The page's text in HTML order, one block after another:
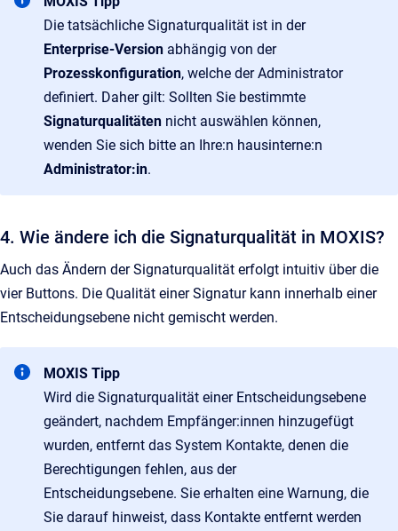
Die tatsächliche Signaturqualität ist in der
Enterprise-Version abhängig von der
Prozesskonfiguration, welche der Administrator
definiert. Daher gilt: Sollten Sie bestimmte
Signaturqualitäten nicht auswählen können,
wenden Sie sich bitte an Ihre:n hausinterne:n
Administrator:in.
4. Wie ändere ich die Signaturqualität in MOXIS?
Auch das Ändern der Signaturqualität erfolgt intuitiv über die
vier Buttons. Die Qualität einer Signatur kann innerhalb einer
Entscheidungsebene nicht gemischt werden.
MOXIS Tipp
Wird die Signaturqualität einer Entscheidungsebene
geändert, nachdem Empfänger:innen hinzugefügt
wurden, entfernt das System Kontakte, denen die
Berechtigungen fehlen, aus der
Entscheidungsebene. Sie erhalten eine Warnung, die
Sie darauf hinweist, dass Kontakte entfernt werden